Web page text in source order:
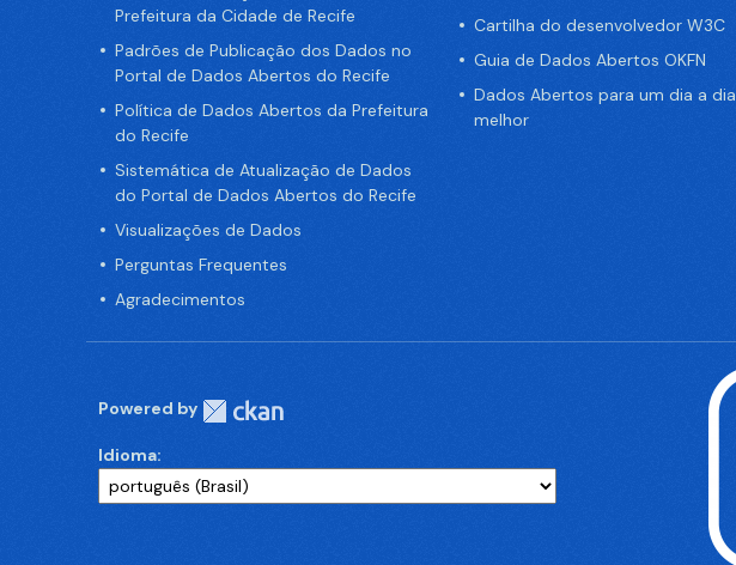
Prefeitura da Cidade de Recife
Padrões de Publicação dos Dados no
Portal de Dados Abertos do Recife
Política de Dados Abertos da Prefeitura
do Recife
Sistemática de Atualização de Dados
do Portal de Dados Abertos do Recife
Visualizações de Dados
Perguntas Frequentes
Agradecimentos
Cartilha do desenvolvedor W3C
Guia de Dados Abertos OKFN
Dados Abertos para um dia a dia
melhor
Powered by
Idioma